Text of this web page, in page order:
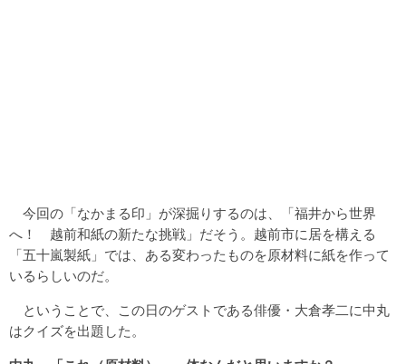
今回の「なかまる印」が深掘りするのは、「福井から世界
へ！ 越前和紙の新たな挑戦」だそう。越前市に居を構える
「五十嵐製紙」では、ある変わったものを原材料に紙を作って
いるらしいのだ。
ということで、この日のゲストである俳優・大倉孝二に中丸
はクイズを出題した。